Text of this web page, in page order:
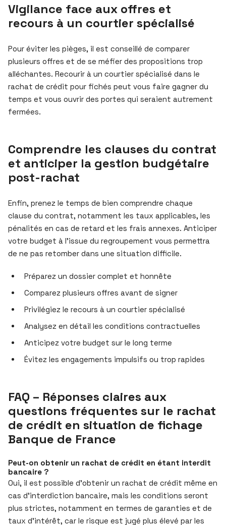
Vigilance face aux offres et
recours à un courtier spécialisé
Pour éviter les pièges, il est conseillé de comparer
plusieurs offres et de se méfier des propositions trop
alléchantes. Recourir à un courtier spécialisé dans le
rachat de crédit pour fichés peut vous faire gagner du
temps et vous ouvrir des portes qui seraient autrement
fermées.
Comprendre les clauses du contrat
et anticiper la gestion budgétaire
post-rachat
Enfin, prenez le temps de bien comprendre chaque
clause du contrat, notamment les taux applicables, les
pénalités en cas de retard et les frais annexes. Anticiper
votre budget à l’issue du regroupement vous permettra
de ne pas retomber dans une situation difficile.
Préparez un dossier complet et honnête
Comparez plusieurs offres avant de signer
Privilégiez le recours à un courtier spécialisé
Analysez en détail les conditions contractuelles
Anticipez votre budget sur le long terme
Évitez les engagements impulsifs ou trop rapides
FAQ – Réponses claires aux
questions fréquentes sur le rachat
de crédit en situation de fichage
Banque de France
Peut-on obtenir un rachat de crédit en étant interdit
bancaire ?
Oui, il est possible d’obtenir un rachat de crédit même en
cas d’interdiction bancaire, mais les conditions seront
plus strictes, notamment en termes de garanties et de
taux d’intérêt, car le risque est jugé plus élevé par les